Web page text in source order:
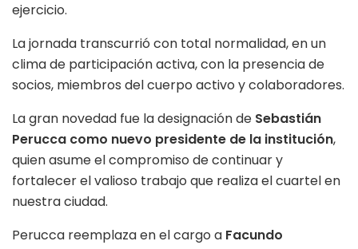
ejercicio.
La jornada transcurrió con total normalidad, en un
clima de participación activa, con la presencia de
socios, miembros del cuerpo activo y colaboradores.
La gran novedad fue la designación de Sebastián
Perucca como nuevo presidente de la institución,
quien asume el compromiso de continuar y
fortalecer el valioso trabajo que realiza el cuartel en
nuestra ciudad.
Perucca reemplaza en el cargo a Facundo